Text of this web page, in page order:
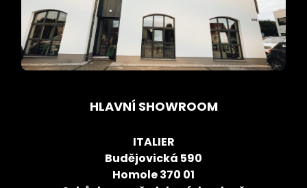
HLAVNÍ SHOWROOM
ITALIER
Budějovická 590
Homole 370 01